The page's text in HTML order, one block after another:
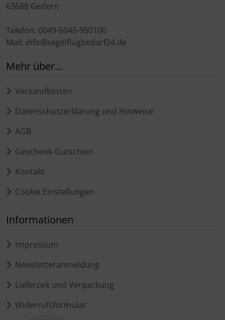
63688 Gedern
Telefon: 0049-6045-950100
Mail: info@segelflugbedarf24.de
Mehr über...
Versandkosten
Datenschutzerklärung und Hinweise
AGB
Geschenk-Gutschein
Kontakt
Cookie Einstellungen
Informationen
Impressum
Newsletteranmeldung
Lieferzeit und Verpackung
Widerrufsformular